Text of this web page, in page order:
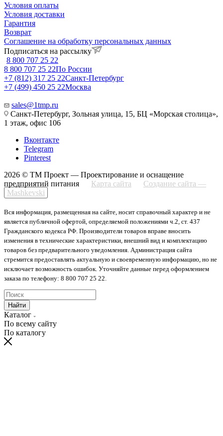
Условия оплаты
Условия доставки
Гарантия
Возврат
Соглашение на обработку персональных данных
Подписаться на рассылку
8 800 707 25 22
8 800 707 25 22По России
+7 (812) 317 25 22Санкт-Петербург
+7 (499) 450 25 22Москва
sales@1tmp.ru
Санкт-Петербург, Зольная улица, 15, БЦ «Морская столица»,
1 этаж, офис 106
Вконтакте
Telegram
Pinterest
2026 © ТМ Проект — Проектирование и оснащение
предприятий питания
Карта сайта
Создание сайта —
Mashkevski
Вся информация, размещенная на сайте, носит справочный характер и не
является публичной офертой, определяемой положениями ч.2, ст. 437
Гражданского кодекса РФ. Производители товаров вправе вносить
изменения в технические характеристики, внешний вид и комплектацию
товаров без предварительного уведомления. Администрация сайта
стремится предоставлять актуальную и своевременную информацию, но не
исключает возможность ошибок. Уточняйте данные перед оформлением
заказа по телефону: 8 800 707 25 22.
Найти
Каталог
По всему сайту
По каталогу